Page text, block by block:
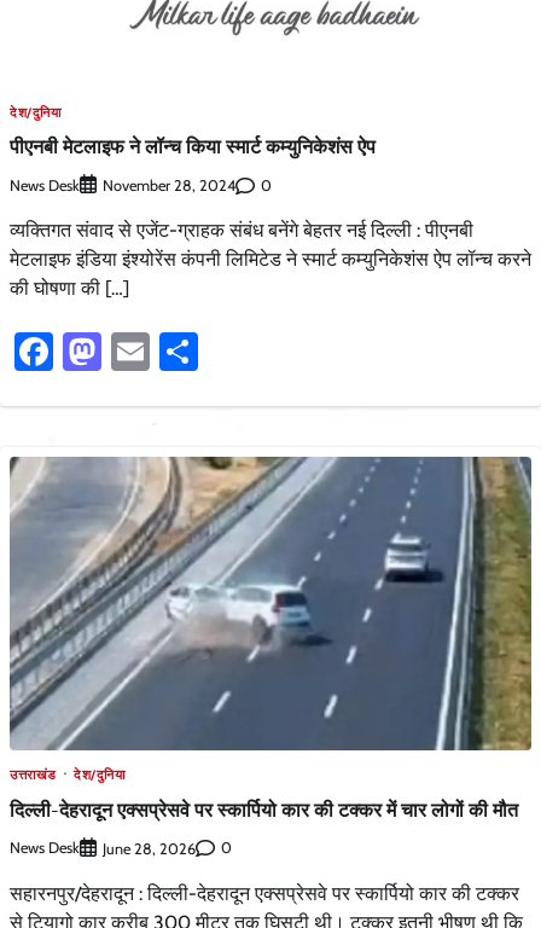
देश/दुनिया
पीएनबी मेटलाइफ ने लॉन्च किया स्मार्ट कम्युनिकेशंस ऐप
News Desk November 28, 2024 0
व्यक्तिगत संवाद से एजेंट-ग्राहक संबंध बनेंगे बेहतर नई दिल्ली : पीएनबी
मेटलाइफ इंडिया इंश्योरेंस कंपनी लिमिटेड ने स्मार्ट कम्युनिकेशंस ऐप लॉन्च करने
की घोषणा की […]
Facebook
Mastodon
Email
उत्तराखंड देश/दुनिया
दिल्ली-देहरादून एक्सप्रेसवे पर स्कार्पियो कार की टक्कर में चार लोगों की मौत
News Desk June 28, 2026 0
सहारनपुर/देहरादून : दिल्ली-देहरादून एक्सप्रेसवे पर स्कार्पियो कार की टक्कर
से टियागो कार करीब 300 मीटर तक घिसटी थी। टक्कर इतनी भीषण थी कि